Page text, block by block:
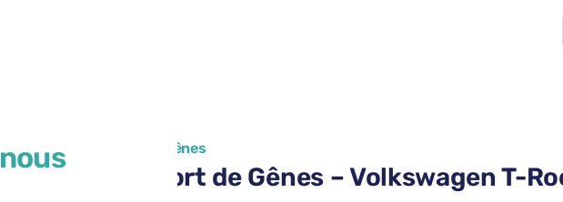
à l’aéroport de Gênes
à l’aéroport de Gênes – Volkswagen T-